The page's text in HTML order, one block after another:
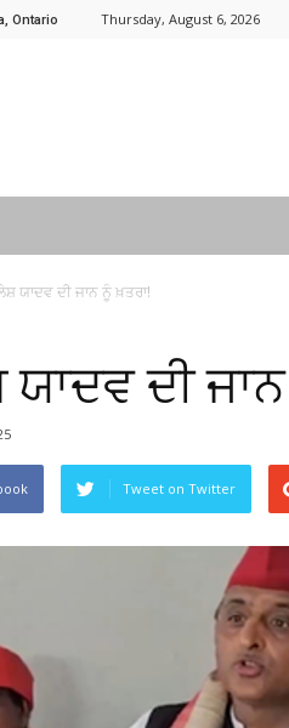
Ontario Thursday, August 6, 2026
ਯਾਦਵ ਦੀ ਜਾਨ ਨੂੰ ਖ਼ਤਰਾ!
ਦੀ
Tweet on Twitter